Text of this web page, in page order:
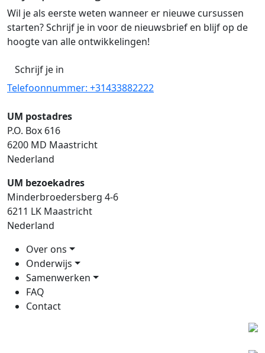
Wil je als eerste weten wanneer er nieuwe cursussen
starten? Schrijf je in voor de nieuwsbrief en blijf op de
hoogte van alle ontwikkelingen!
Schrijf je in
Telefoonnummer: +31433882222
UM postadres
P.O. Box 616
6200 MD Maastricht
Nederland
UM bezoekadres
Minderbroedersberg 4-6
6211 LK Maastricht
Nederland
Over ons
Onderwijs
Samenwerken
FAQ
Contact